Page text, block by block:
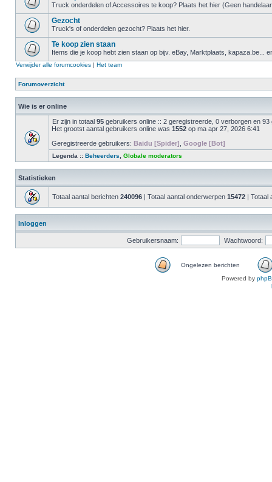
Truck onderdelen of Accessoires te koop? Plaats het hier (Geen
Gezocht
Truck's of onderdelen gezocht? Plaats het hier.
Te koop zien staan
Items die je koop hebt zien staan op bijv. eBay, Marktplaats, kapaza.be...
Verwijder alle forumcookies | Het team
Forumoverzicht
Wie is er online
Er zijn in totaal 95 gebruikers online :: 2 geregistreerde, 0 verborgen en
Het grootst aantal gebruikers online was 1552 op ma apr 27, 2026 6:41
Geregistreerde gebruikers: Baidu [Spider] Google [Bot]
Legenda :: Beheerders Globale moderators
Statistieken
Totaal aantal berichten 240096 | Totaal aantal onderwerpen 15472 | Totaal
Inloggen
Gebruikersnaam: Wachtwoord:
Ongelezen berichten
Powered by